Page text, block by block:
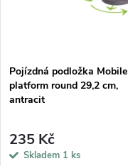
Pojízdná podložka Mobile
platform round 29,2 cm,
antracit
235 Kč
Skladem 1 ks